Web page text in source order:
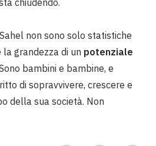
chiudendo.
non sono solo statistiche
grandezza di un potenziale
bambini e bambine, e
di sopravvivere, crescere e
della sua società. Non